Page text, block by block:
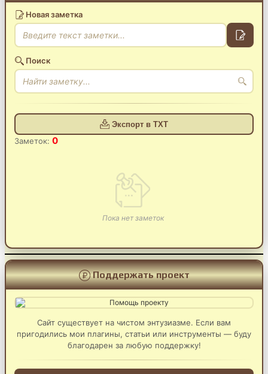
Новая заметка
Поиск
Экспорт в TXT
Заметок: 0
Пока нет заметок
Поддержать проект
Сайт существует на чистом энтузиазме. Если вам
пригодились мои плагины, статьи или инструменты — буду
благодарен за любую поддержку!